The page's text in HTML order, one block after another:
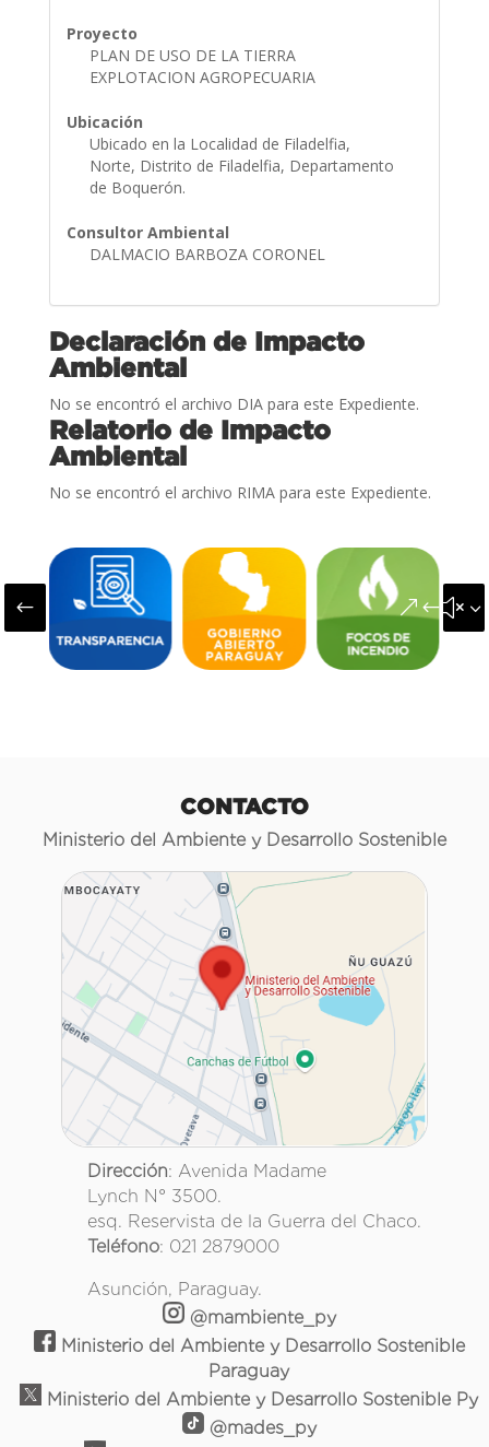
Proyecto
PLAN DE USO DE LA TIERRA
EXPLOTACION AGROPECUARIA
Ubicación
Ubicado en la Localidad de Filadelfia,
Norte, Distrito de Filadelfia, Departamento
de Boquerón.
Consultor Ambiental
DALMACIO BARBOZA CORONEL
Declaración de Impacto
Ambiental
No se encontró el archivo DIA para este Expediente.
Relatorio de Impacto
Ambiental
No se encontró el archivo RIMA para este Expediente.
#
CONTACTO
Ministerio del Ambiente y Desarrollo Sostenible
Dirección: Avenida Madame
Lynch N° 3500.
esq. Reservista de la Guerra del Chaco.
Teléfono: 021 2879000
Asunción, Paraguay.
@mambiente_py
Ministerio del Ambiente y Desarrollo Sostenible
Paraguay
Ministerio del Ambiente y Desarrollo Sostenible Py
@mades_py